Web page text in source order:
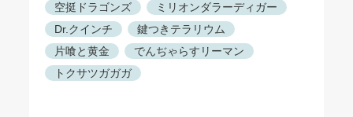
空挺ドラゴンズ
ミリオンダラーディガー
Dr.クインチ
鍵つきテラリウム
片喰と黄金
でんぢゃらすリーマン
トクサツガガガ